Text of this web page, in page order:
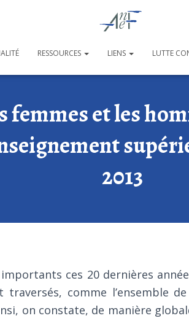
RESSOURCES LIENS LUTTE
femmes et les
2013
ces 20 dernières
traversés, comme l’ensemble
on constate, de manière